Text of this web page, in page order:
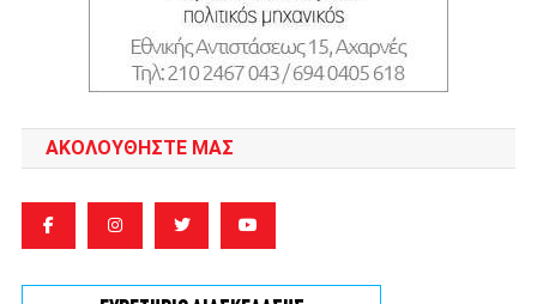
ΑΚΟΛΟΥΘΉΣΤΕ ΜΑΣ